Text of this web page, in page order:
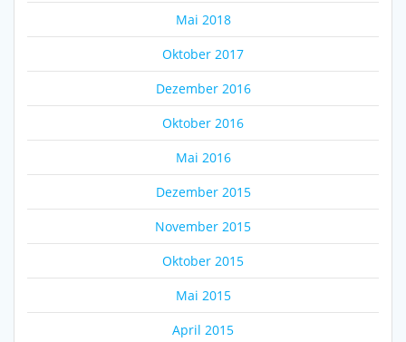
Mai 2018
Oktober 2017
Dezember 2016
Oktober 2016
Mai 2016
Dezember 2015
November 2015
Oktober 2015
Mai 2015
April 2015